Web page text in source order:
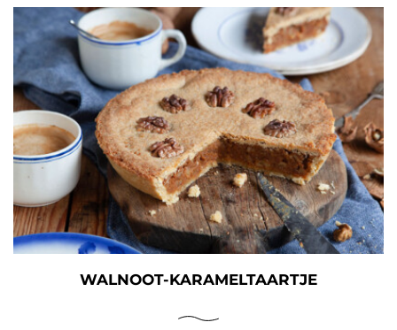
WALNOOT-KARAMELTAARTJE